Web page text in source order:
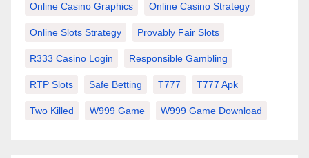
Online Casino Graphics Online Casino Strategy
Online Slots Strategy Provably Fair Slots
R333 Casino Login Responsible Gambling
RTP Slots Safe Betting T777 T777 Apk
Two Killed W999 Game W999 Game Download